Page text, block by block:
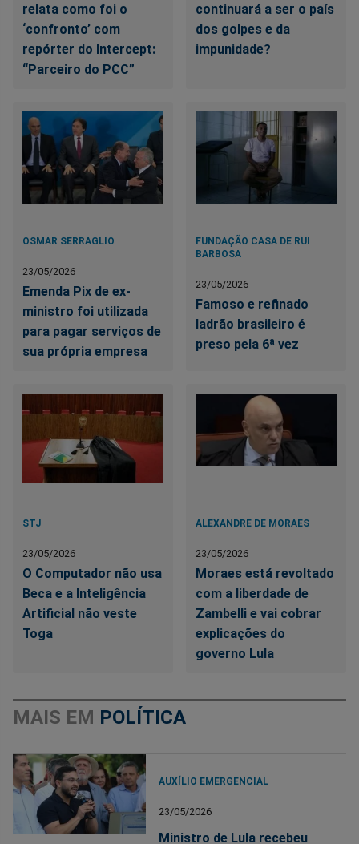
relata como foi o
‘confronto’ com
repórter do Intercept:
“Parceiro do PCC”
continuará a ser o país
dos golpes e da
impunidade?
OSMAR SERRAGLIO
23/05/2026
Emenda Pix de ex-
ministro foi utilizada
para pagar serviços de
sua própria empresa
FUNDAÇÃO CASA DE RUI
BARBOSA
23/05/2026
Famoso e refinado
ladrão brasileiro é
preso pela 6ª vez
STJ
23/05/2026
O Computador não usa
Beca e a Inteligência
Artificial não veste
Toga
ALEXANDRE DE MORAES
23/05/2026
Moraes está revoltado
com a liberdade de
Zambelli e vai cobrar
explicações do
governo Lula
MAIS EM POLÍTICA
AUXÍLIO EMERGENCIAL
23/05/2026
Ministro de Lula recebeu